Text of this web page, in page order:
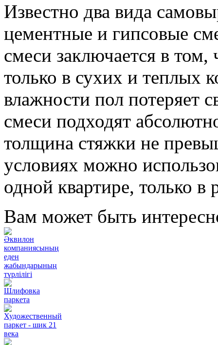
Известно два вида
цементные и гипсовые
смеси заключается в
только в сухих и теплых
влажности пол потеряет
смеси подходят
толщина стяжки не
условиях можно
одной квартире, только
Вам может быть
Әквилон
компаниясының
еден
жабындарының
түрлілігі
Шлифовка
паркета
Художественный
паркет - шик 21
века